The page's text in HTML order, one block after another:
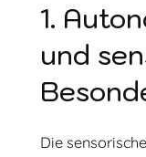
1.
und
Die